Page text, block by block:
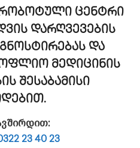
რობოტული ცენტრი
დარღვევების
და
მედიცინის
შესაბამისი
23 40 23